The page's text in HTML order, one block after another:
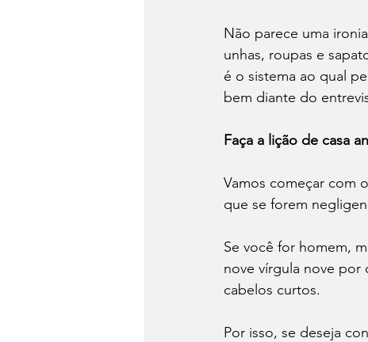
Não parece uma
unhas, roupas e
é o sistema ao qual
bem diante do
Faça a lição de casa
Vamos começar com
que se forem
Se você for homem,
nove vírgula nove por
cabelos curtos.
Por isso, se deseja